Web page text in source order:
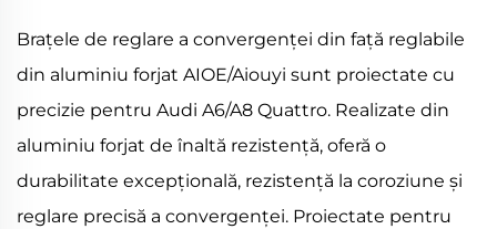
Brațele de reglare a convergenței din față reglabile
din aluminiu forjat AIOE/Aiouyi sunt proiectate cu
precizie pentru Audi A6/A8 Quattro. Realizate din
aluminiu forjat de înaltă rezistență, oferă o
durabilitate excepțională, rezistență la coroziune și
reglare precisă a convergenței. Proiectate pentru